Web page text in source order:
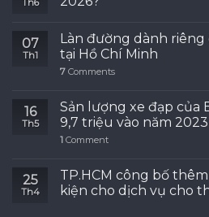
Th6
07
Th1
Làn đường dành
tại Hồ Chí Minh
7 Comments
16
Th5
Sản lượng xe đạp của
9,7 triệu vào năm 2023
1 Comment
25
Th4
TP.HCM công bố
kiện cho dịch vụ cho